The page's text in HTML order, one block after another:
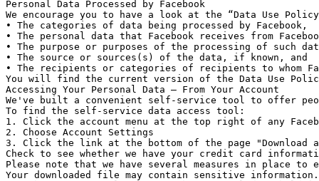
Personal Data Processed by Facebook
We encourage you to have a look at the “Data Use
• The categories of data being processed by Facebook,
• The personal data that Facebook receives from
• The purpose or purposes of the processing of such
• The source or sources(s) of the data, if known, and
• The recipients or categories of recipients to whom
You will find the current version of the Data Use
Accessing Your Personal Data – From Your Account
We've built a convenient self-service tool to offer
To find the self-service data access tool:
1. Click the account menu at the top right of any
2. Choose Account Settings
3. Click the link at the bottom of the page "Download a
Check to see whether we have your credit card
Please note that we have several measures in place
Your downloaded file may contain sensitive